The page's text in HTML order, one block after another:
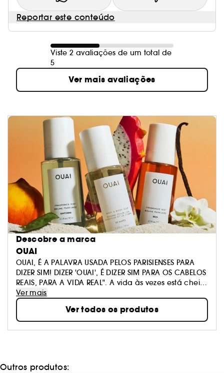
Reportar este conteúdo
Viste 2 avaliações de um total de
5
Ver mais avaliações
Descobre a marca
OUAI
OUAI, É A PALAVRA USADA PELOS PARISIENSES PARA
DIZER SIM! DIZER 'OUAI', É DIZER SIM PARA OS CABELOS
REAIS, PARA A VIDA REAL". A vida às vezes está cheia
de obstáculos, é por isso que acreditamos que a
beleza deve ser fácil. Seu banheiro está prestes a se
tornar muito chique.
Ver mais
Ver todos os produtos
Outros produtos: